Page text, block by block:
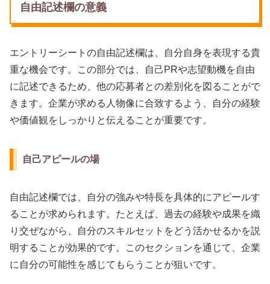
自由記述欄の意義
エントリーシートの自由記述欄は、自分自身を表現する貴
重な機会です。この部分では、自己PRや志望動機を自由
に記述できるため、他の応募者との差別化を図ることがで
きます。企業が求める人物像に合致するよう、自分の経験
や価値観をしっかりと伝えることが重要です。
自己アピールの場
自由記述欄では、自分の強みや特長を具体的にアピールす
ることが求められます。たとえば、過去の経験や成果を織
り交ぜながら、自分のスキルセットをどう活かせるかを説
明することが効果的です。このセクションを通じて、企業
に自分の可能性を感じてもらうことが狙いです。